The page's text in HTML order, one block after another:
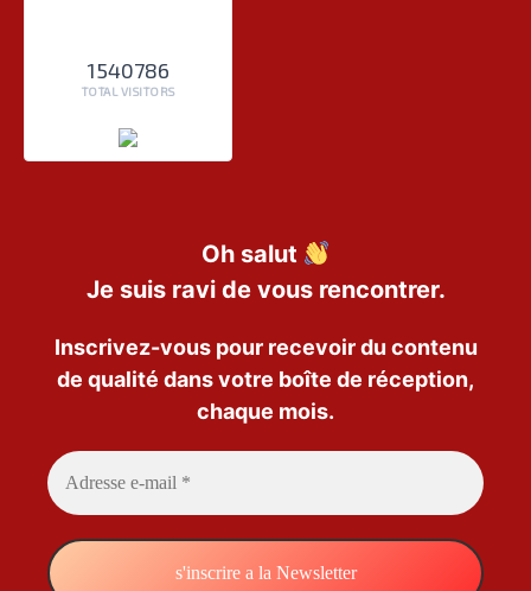
1540786
TOTAL VISITORS
Oh salut
Je suis ravi de vous rencontrer.
Inscrivez-vous pour recevoir du contenu
de qualité dans votre boîte de réception,
chaque mois.